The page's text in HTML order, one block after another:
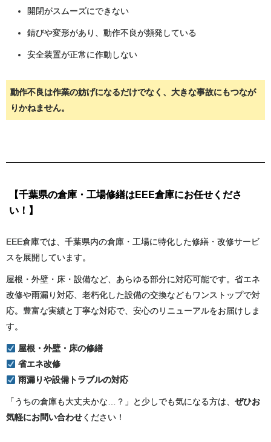
開閉がスムーズにできない
錆びや変形があり、動作不良が頻発している
安全装置が正常に作動しない
動作不良は作業の妨げになるだけでなく、大きな事故にもつなが
りかねません。
【千葉県の倉庫・工場修繕はEEE倉庫にお任せくださ
い！】
EEE倉庫では、千葉県内の倉庫・工場に特化した修繕・改修サービ
スを展開しています。
屋根・外壁・床・設備など、あらゆる部分に対応可能です。省エネ
改修や雨漏り対応、老朽化した設備の交換などもワンストップで対
応。豊富な実績と丁寧な対応で、安心のリニューアルをお届けしま
す。
屋根・外壁・床の修繕
省エネ改修
雨漏りや設備トラブルの対応
「うちの倉庫も大丈夫かな…？」と少しでも気になる方は、 ぜひお
気軽にお問い合わせください！